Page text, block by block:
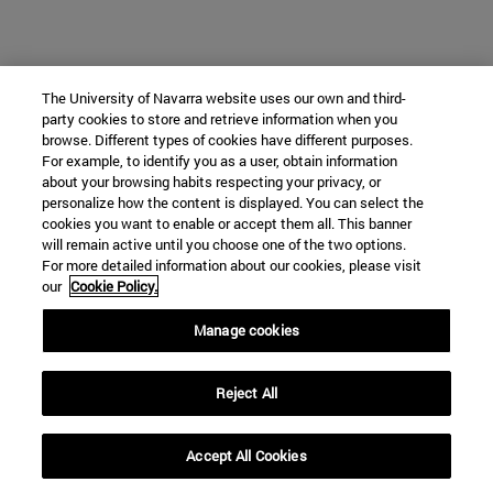
The University of Navarra website uses our own and third-
party cookies to store and retrieve information when you
browse. Different types of cookies have different purposes.
For example, to identify you as a user, obtain information
about your browsing habits respecting your privacy, or
personalize how the content is displayed. You can select the
cookies you want to enable or accept them all. This banner
will remain active until you choose one of the two options.
For more detailed information about our cookies, please visit
our Cookie Policy.
Manage cookies
Reject All
Accept All Cookies